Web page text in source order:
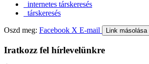
internetes társkeresés
társkeresés
Oszd meg: Facebook X E-mail Link másolása
Iratkozz fel hírlevelünkre